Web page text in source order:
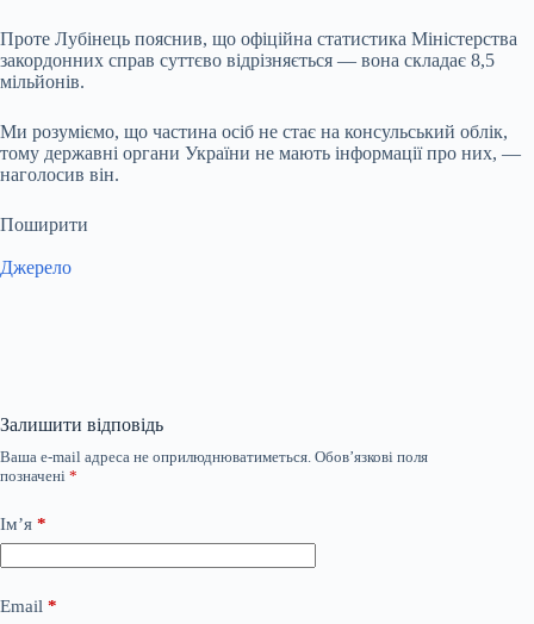
Проте Лубінець пояснив, що офіційна статистика Міністерства
закордонних справ суттєво відрізняється — вона складає 8,5
мільйонів.
Ми розуміємо, що частина осіб не стає на консульський облік,
тому державні органи України не мають інформації про них, —
наголосив він.
Поширити
Джерело
Залишити відповідь
Ваша e-mail адреса не оприлюднюватиметься. Обов’язкові поля
позначені *
Ім’я *
Email *